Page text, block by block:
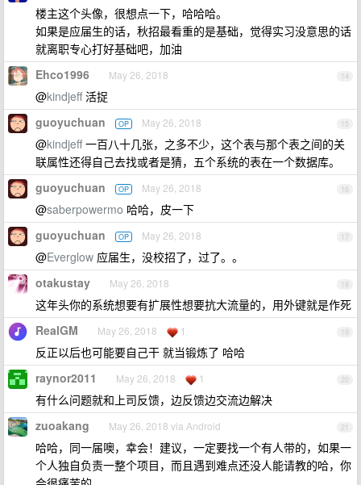
楼主这个头像，很想点一下，哈哈哈。
如果是应届生的话，秋招最看重的是基础，觉得实习没意思的话
就离职专心打好基础吧，加油
14
Ehco1996 May 26, 2018
@kindjeff活捉
15
guoyuchuan OP May 26, 2018
@kindjeff一百八十几张，之多不少，这个表与那个表之间的关
联属性还得自己去找或者是猜，五个系统的表在一个数据库。
16
guoyuchuan OP May 26, 2018
@saberpowermo 哈哈，皮一下
17
guoyuchuan OP May 26, 2018
@Everglow 应届生，没校招了，过了。。
18
otakustay May 26, 2018
这年头你的系统想要有扩展性想要抗大流量的，用外键就是作死
19
RealGM May 26, 2018 1
反正以后也可能要自己干 就当锻炼了 哈哈
20
raynor2011 May 26, 2018 1
有什么问题就和上司反馈，边反馈边交流边解决
21
zuoakang May 26, 2018 via Android
哈哈，同一届噢，幸会！建议，一定要找一个有人带的，如果一
个人独自负责一整个项目，而且遇到难点还没人能请教的哈，你